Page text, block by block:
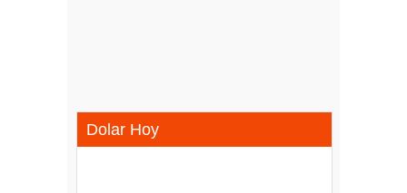
Dolar Hoy